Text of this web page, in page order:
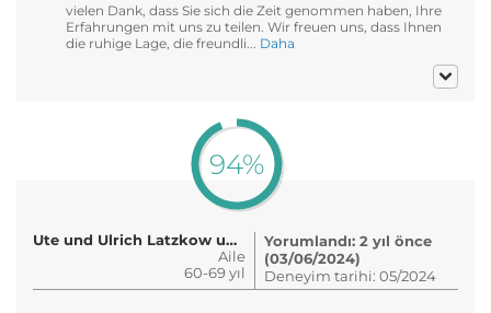
vielen Dank, dass Sie sich die Zeit genommen haben, Ihre
Erfahrungen mit uns zu teilen. Wir freuen uns, dass Ihnen
die ruhige Lage, die freundli... Daha
94%
Ute und Ulrich Latzkow und Cou..
Aile
60-69 yıl
Yorumlandı: 2 yıl önce
(03/06/2024)
Deneyim tarihi: 05/2024